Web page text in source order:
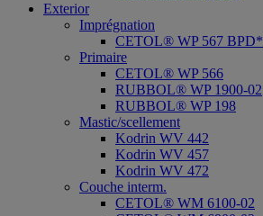
Exterior
Imprégnation
CETOL® WP 567 BPD*
Primaire
CETOL® WP 566
RUBBOL® WP 1900-02
RUBBOL® WP 198
Mastic/scellement
Kodrin WV 442
Kodrin WV 457
Kodrin WV 472
Couche interm.
CETOL® WM 6100-02